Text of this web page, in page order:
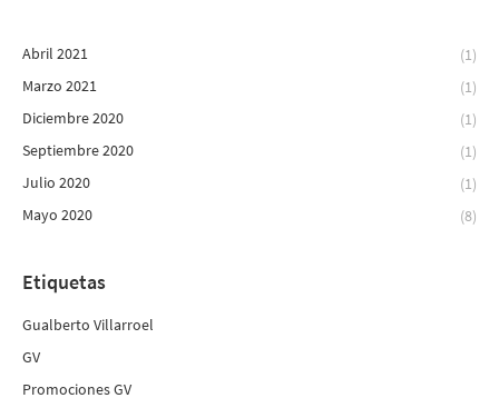
Abril 2021
(1)
Marzo 2021
(1)
Diciembre 2020
(1)
Septiembre 2020
(1)
Julio 2020
(1)
Mayo 2020
(8)
Etiquetas
Gualberto Villarroel
GV
Promociones GV